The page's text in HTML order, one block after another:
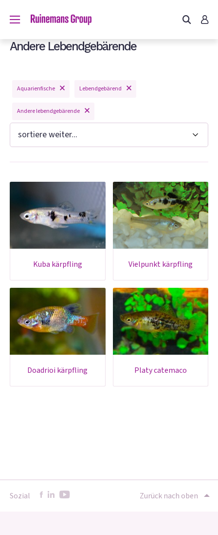
Andere Lebendgebärende
Aquarienfische Lebendgebärend
Andere lebendgebärende
kuba kärpfling vielpunkt kärpfling
doadrioi kärpfling platy catemaco
Sozial Zurück nach oben